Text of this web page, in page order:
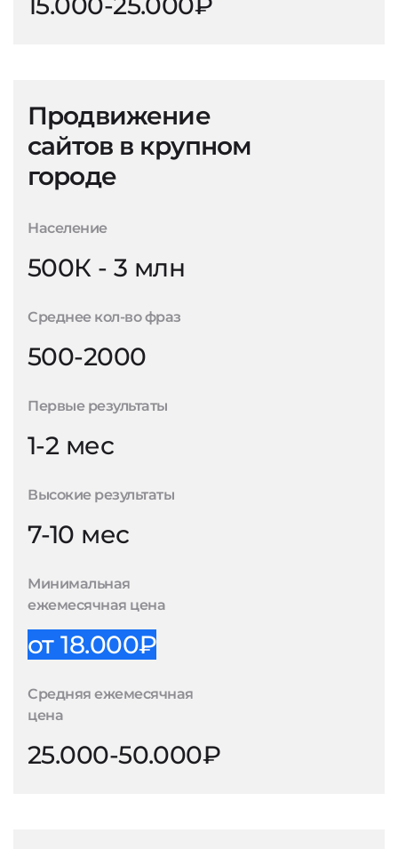
Продвижение
сайтов в крупном
городе
Население
500К - 3 млн
Среднее кол-во фраз
500-2000
Первые результаты
1-2 мес
Высокие результаты
7-10 мес
Минимальная
ежемесячная цена
от 18.000₽
Средняя ежемесячная
цена
25.000-50.000₽